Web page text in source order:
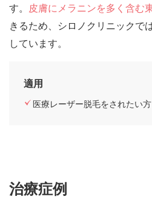
す。 皮膚にメラニンを多く含む
きるため、シロノクリニックで
しています。
適用
医療レーザー脱毛をされたい方
治療症例